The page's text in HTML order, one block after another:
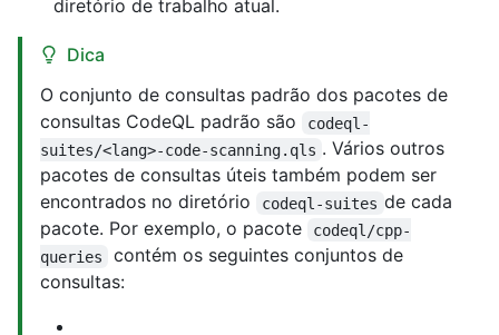
diretório de trabalho atual.
Dica
O conjunto de consultas padrão dos pacotes de
consultas CodeQL padrão são
codeql-
suites/<lang>-code-scanning.qls . Vários outros
pacotes de consultas úteis também podem ser
encontrados no diretório
codeql-suites de cada
pacote. Por exemplo, o pacote
codeql/cpp-
queries
contém os seguintes conjuntos de
consultas: